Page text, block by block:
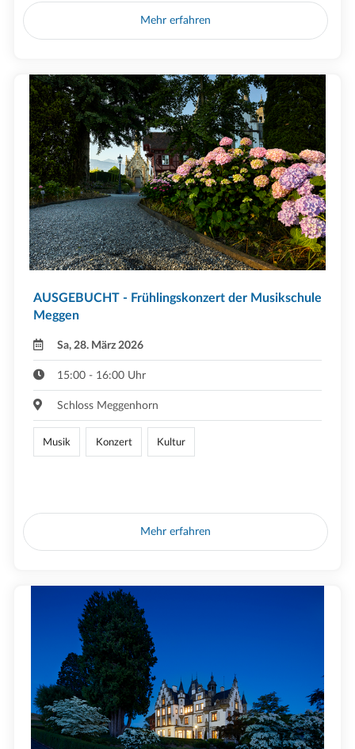
Mehr erfahren
AUSGEBUCHT - Frühlingskonzert der Musikschule
Meggen
Sa, 28. März 2026
15:00 - 16:00 Uhr
Schloss Meggenhorn
Musik Konzert Kultur
Mehr erfahren